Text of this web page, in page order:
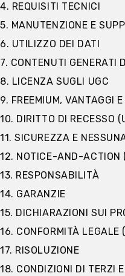
4. REQUISITI TECNICI
5. MANUTENZIONE E
6. UTILIZZO DEI DATI
7. CONTENUTI GENERATI
8. LICENZA SUGLI UGC
9. FREEMIUM, VANTAGGI
10. DIRITTO DI RECESSO
11. SICUREZZA E
12. NOTICE-AND-ACTION
13. RESPONSABILITÀ
14. GARANZIE
15. DICHIARAZIONI SUI
16. CONFORMITÀ LEGALE
17. RISOLUZIONE
18. CONDIZIONI DI TERZI